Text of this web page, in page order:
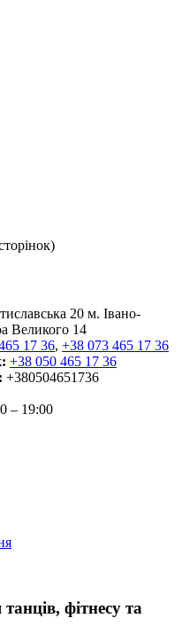
20 м. Івано-
Великого 14
17 36, +38 073 465 17 36
+38 050 465 17 36
+380504651736
– 19:00
фітнесу та